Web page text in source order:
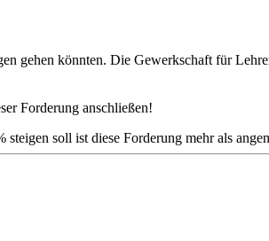
gehen könnten. Die Gewerkschaft für
Forderung anschließen!
soll ist diese Forderung mehr als